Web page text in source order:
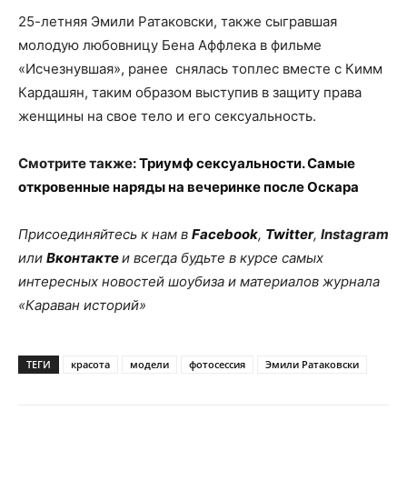
25-летняя Эмили Ратаковски, также сыгравшая
молодую любовницу Бена Аффлека в фильме
«Исчезнувшая», ранее снялась топлес вместе с Кимм
Кардашян, таким образом выступив в защиту права
женщины на свое тело и его сексуальность.
Смотрите также:Триумф сексуальности. Самые
откровенные наряды на вечеринке после Оскара
Присоединяйтесь к нам в Facebook, Twitter, Instagram
или Вконтактеи всегда будьте в курсе самых
интересных новостей шоубиза и материалов журнала
«Караван историй»
ТЕГИ красота модели фотосессия Эмили Ратаковски